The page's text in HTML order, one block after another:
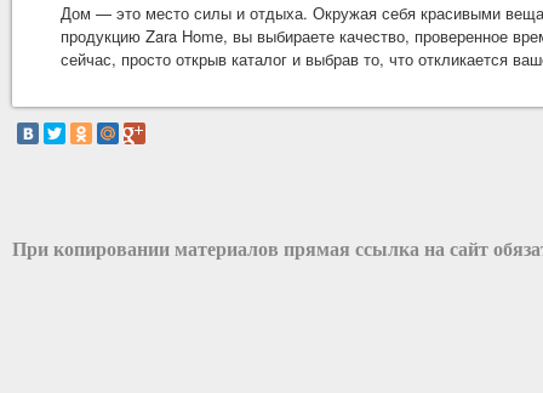
Дом — это место силы и отдыха. Окружая себя красивыми
продукцию Zara Home, вы выбираете качество, проверенное
сейчас, просто открыв каталог и выбрав то, что откликается
При копировании материалов прямая ссылка на сайт